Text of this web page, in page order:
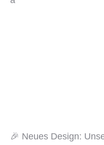
🎉 Neues Design: